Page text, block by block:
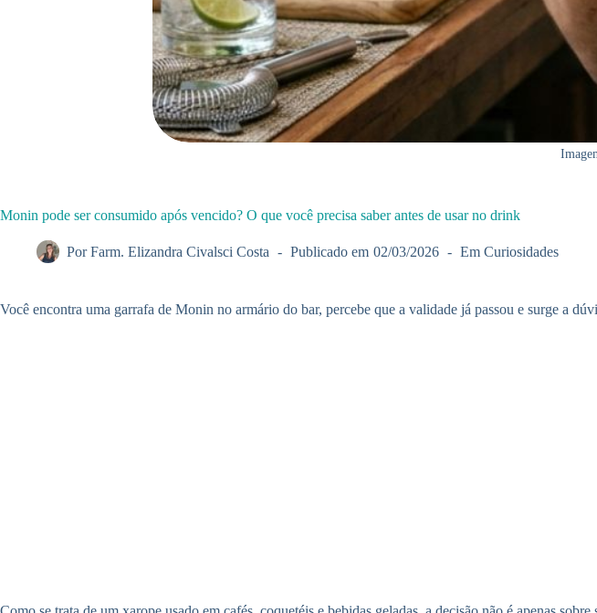
Monin pode ser consumido após vencido? O que você precisa saber antes de usar no drink
Por Farm. Elizandra Civalsci Costa Publicado em 02/03/2026 Em Curiosidades
Você encontra uma garrafa de Monin no armário do bar, percebe que a validade já passou e surge a